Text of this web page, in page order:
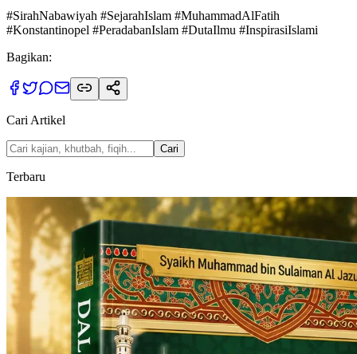
#SirahNabawiyah #SejarahIslam #MuhammadAlFatih
#Konstantinopel #PeradabanIslam #DutaIlmu #InspirasiIslami
Bagikan:
Cari Artikel
Cari
Terbaru